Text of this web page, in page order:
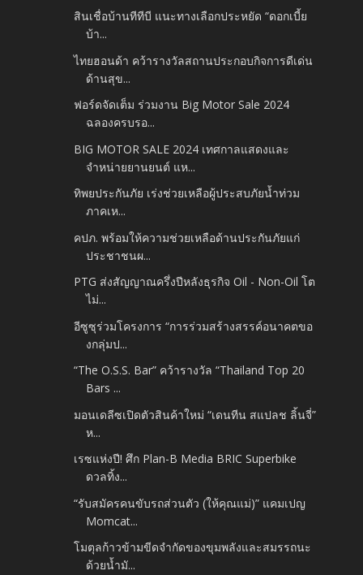
สินเชื่อบ้านทีทีบี แนะทางเลือกประหยัด “ดอกเบี้ย
บ้า...
ไทยฮอนด้า คว้ารางวัลสถานประกอบกิจการดีเด่น
ด้านสุข...
ฟอร์ดจัดเต็ม ร่วมงาน Big Motor Sale 2024
ฉลองครบรอ...
BIG MOTOR SALE 2024 เทศกาลแสดงและ
จำหน่ายยานยนต์ แห...
ทิพยประกันภัย เร่งช่วยเหลือผู้ประสบภัยน้ำท่วม
ภาคเห...
คปภ. พร้อมให้ความช่วยเหลือด้านประกันภัยแก่
ประชาชนผ...
PTG ส่งสัญญาณครึ่งปีหลังธุรกิจ Oil - Non-Oil โต
ไม่...
อีซูซุร่วมโครงการ “การร่วมสร้างสรรค์อนาคตขอ
งกลุ่มป...
“The O.S.S. Bar” คว้ารางวัล “Thailand Top 20
Bars ...
มอนเดลีซเปิดตัวสินค้าใหม่ “เดนทีน สแปลช ลิ้นจี่”
ห...
เรซแห่งปี! ศึก Plan-B Media BRIC Superbike
ดวลทิ้ง...
“รับสมัครคนขับรถส่วนตัว (ให้คุณแม่)” แคมเปญ
Momcat...
โมตุลก้าวข้ามขีดจำกัดของขุมพลังและสมรรถนะ
ด้วยน้ำมั...